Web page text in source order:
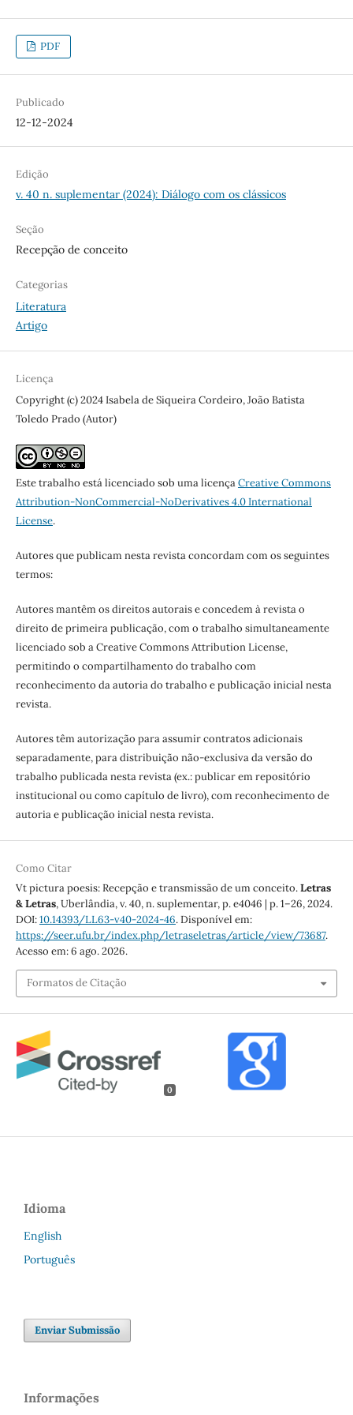
PDF
Publicado
12-12-2024
Edição
v. 40 n. suplementar (2024): Diálogo com os clássicos
Seção
Recepção de conceito
Categorias
Literatura
Artigo
Licença
Copyright (c) 2024 Isabela de Siqueira Cordeiro, João Batista
Toledo Prado (Autor)
Este trabalho está licenciado sob uma licençaCreative Commons
Attribution-NonCommercial-NoDerivatives 4.0 International
License.
Autores que publicam nesta revista concordam com os seguintes
termos:
Autores mantêm os direitos autorais e concedem à revista o
direito de primeira publicação, com o trabalho simultaneamente
licenciado sob a Creative Commons Attribution License,
permitindo o compartilhamento do trabalho com
reconhecimento da autoria do trabalho e publicação inicial nesta
revista.
Autores têm autorização para assumir contratos adicionais
separadamente, para distribuição não-exclusiva da versão do
trabalho publicada nesta revista (ex.: publicar em repositório
institucional ou como capítulo de livro), com reconhecimento de
autoria e publicação inicial nesta revista.
Como Citar
Vt pictura poesis: Recepção e transmissão de um conceito.Letras
& Letras, Uberlândia, v. 40, n. suplementar, p. e4046 | p. 1–26, 2024.
DOI:10.14393/LL63-v40-2024-46. Disponível em:
https://seer.ufu.br/index.php/letraseletras/article/view/73687.
Acesso em: 6 ago. 2026.
Formatos de Citação
0
Idioma
English
Português
Enviar Submissão
Informações